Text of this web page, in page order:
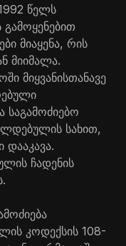
წელს
მიაყენა, რის
მიიმალა.
მიყვანისთანავე
საგამოძიებო
სახით,
დააკავა.
ჩადენის
კოდექსის 108-